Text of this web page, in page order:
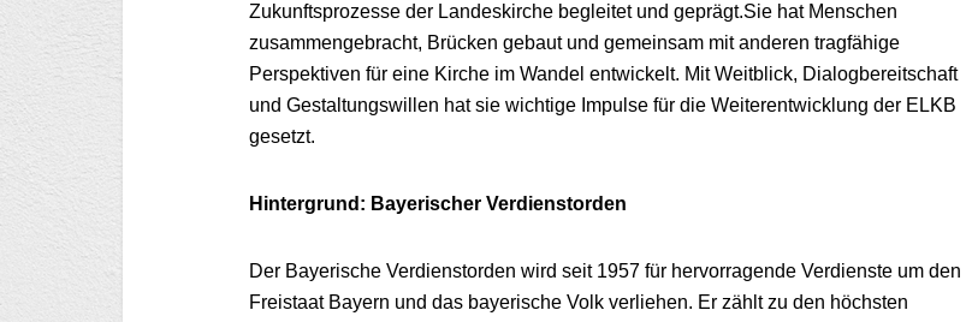
Zukunftsprozesse der Landeskirche begleitet und geprägt.Sie hat Menschen
zusammengebracht, Brücken gebaut und gemeinsam mit anderen tragfähige
Perspektiven für eine Kirche im Wandel entwickelt. Mit Weitblick, Dialogbereitschaft
und Gestaltungswillen hat sie wichtige Impulse für die Weiterentwicklung der ELKB
gesetzt.
Hintergrund: Bayerischer Verdienstorden
Der Bayerische Verdienstorden wird seit 1957 für hervorragende Verdienste um den
Freistaat Bayern und das bayerische Volk verliehen. Er zählt zu den höchsten